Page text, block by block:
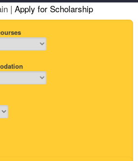
| Apply for Scholarship